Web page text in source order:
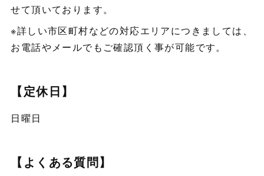
せて頂いております。
※詳しい市区町村などの対応エリアにつきましては、
お電話やメールでもご確認頂く事が可能です。
【定休日】
日曜日
【よくある質問】